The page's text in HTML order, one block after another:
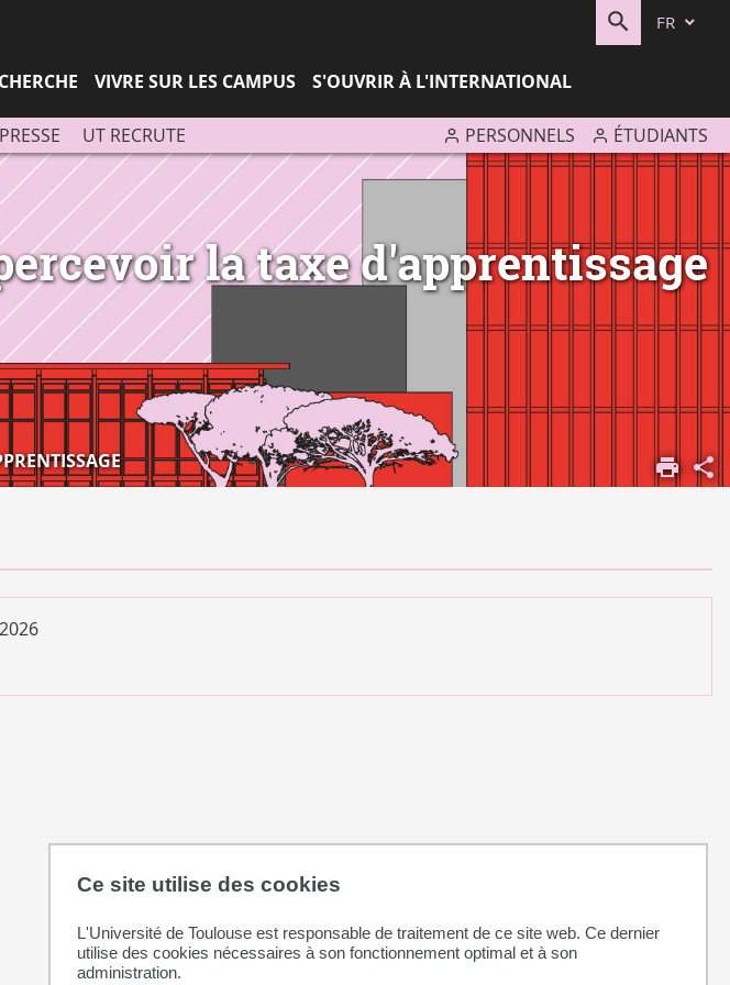
Ce site utilise des cookies
L'Université de Toulouse est responsable de traitement de ce site web. Ce dernier
utilise des cookies nécessaires à son fonctionnement optimal et à son
administration.
FR
VIVRE SUR LES CAMPUS S'OUVRIR À L'INTERNATIONAL
UT RECRUTE PERSONNELS ÉTUDIANTS
la taxe d'apprentissage